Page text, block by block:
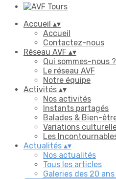
Accueil ▴▾
Accueil
Contactez-nous
Réseau AVF ▴▾
Qui sommes-nous ?
Le réseau AVF
Notre équipe
Activités ▴▾
Nos activités
Instants partagés
Balades & Bien-
Variations
Les
Actualités ▴▾
Nos actualités
Tous les articles
Galeries des 20 ans